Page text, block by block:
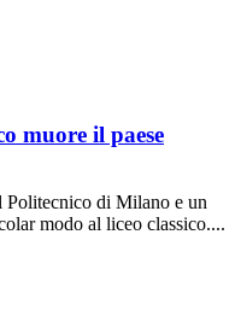
muore il paese
Politecnico di Milano e un
modo al liceo classico....